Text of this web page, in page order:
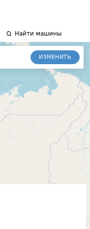
Найти машины
ИЗМЕНИТЬ